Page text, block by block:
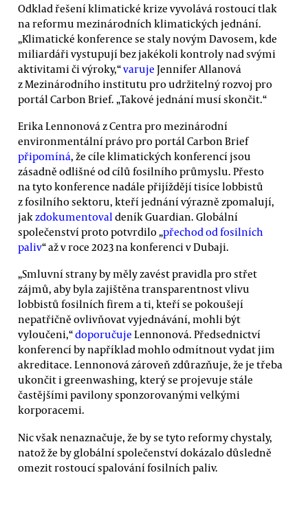
Odklad řešení klimatické krize vyvolává rostoucí tlak
na reformu mezinárodních klimatických jednání.
„Klimatické konference se staly novým Davosem, kde
miliardáři vystupují bez jakékoli kontroly nad svými
aktivitami či výroky,“varuje Jennifer Allanová
z Mezinárodního institutu pro udržitelný rozvoj pro
portál Carbon Brief. „Takové jednání musí skončit.“
Erika Lennonová z Centra pro mezinárodní
environmentální právo pro portál Carbon Brief
připomíná, že cíle klimatických konferencí jsou
zásadně odlišné od cílů fosilního průmyslu. Přesto
na tyto konference nadále přijíždějí tisíce lobbistů
z fosilního sektoru, kteří jednání výrazně zpomalují,
jak zdokumentoval deník Guardian. Globální
společenství proto potvrdilo „přechod od fosilních
paliv“ až v roce 2023 na konferenci v Dubaji.
„Smluvní strany by měly zavést pravidla pro střet
zájmů, aby byla zajištěna transparentnost vlivu
lobbistů fosilních firem a ti, kteří se pokoušejí
nepatřičně ovlivňovat vyjednávání, mohli být
vyloučeni,“doporučuje Lennonová. Předsednictví
konferencí by například mohlo odmítnout vydat jim
akreditace. Lennonová zároveň zdůrazňuje, že je třeba
ukončit i greenwashing, který se projevuje stále
častějšími pavilony sponzorovanými velkými
korporacemi.
Nic však nenaznačuje, že by se tyto reformy chystaly,
natož že by globální společenství dokázalo důsledně
omezit rostoucí spalování fosilních paliv.